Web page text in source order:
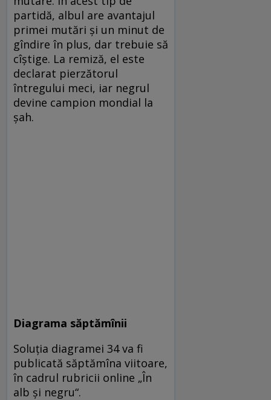
partidă, albul are avantajul
primei mutări și un minut de
gîndire în plus, dar trebuie să
cîștige. La remiză, el este
declarat pierzătorul
întregului meci, iar negrul
devine campion mondial la
șah.
Diagrama săptămînii
Soluția diagramei 34 va fi
publicată săptămîna viitoare,
în cadrul rubricii online „În
alb și negru“.